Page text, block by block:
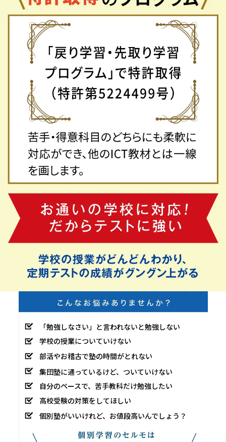
「勉強しなさい」と言われないと勉強しない
学校の授業についていけない
部活やお稽古で塾の時間がとれない
集団塾に通っているけど、ついていけない
自分のペースで、苦手教科だけ勉強したい
高校受験の対策をしてほしい
個別塾がいいけれど、お値段高いんでしょう？